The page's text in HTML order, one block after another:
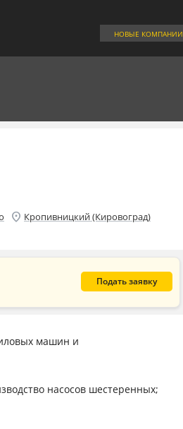
НОВЫЕ КОМПАНИИ
location_on Кропивницкий (Кировоград)
Подать заявку
машин и
насосов шестеренных;